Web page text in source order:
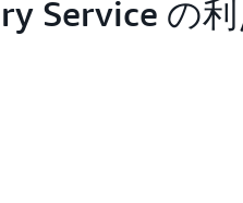
Service の